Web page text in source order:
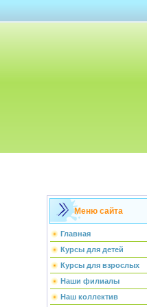
Меню сайта
Главная
Курсы для детей
Курсы для взрослых
Наши филиалы
Наш коллектив